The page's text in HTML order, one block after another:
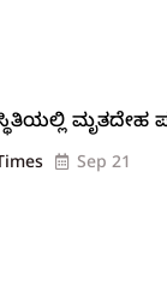
ಮೃತದೇಹ
Sep 21